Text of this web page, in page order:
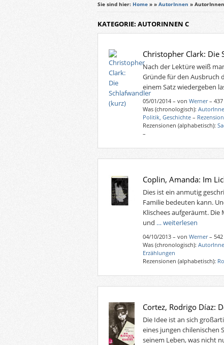
Sie sind hier: Home » » AutorInnen »
KATEGORIE: AUTORINNEN C
Christopher Clark: Die
Nach der Lektüre weiß
Gründe für den Ausbruch
einem Satz wiedergeben
05/01/2014 –vonWerner–
Was (chronologisch):
Politik, Geschichte –
Rezensionen (alphabetisch):
–
Coplin, Amanda: Im
Dies ist ein anmutig
Familie bedeuten kann.
Klischees aufgeräumt.
und … weiterlesen
04/10/2013 –vonWerner–
Was (chronologisch):
Erzählungen
Rezensionen (alphabetisch):
Cortez, Rodrigo Díaz:
Die Idee ist an sich
eines jungen chilenischen
seinem Leben, was nicht